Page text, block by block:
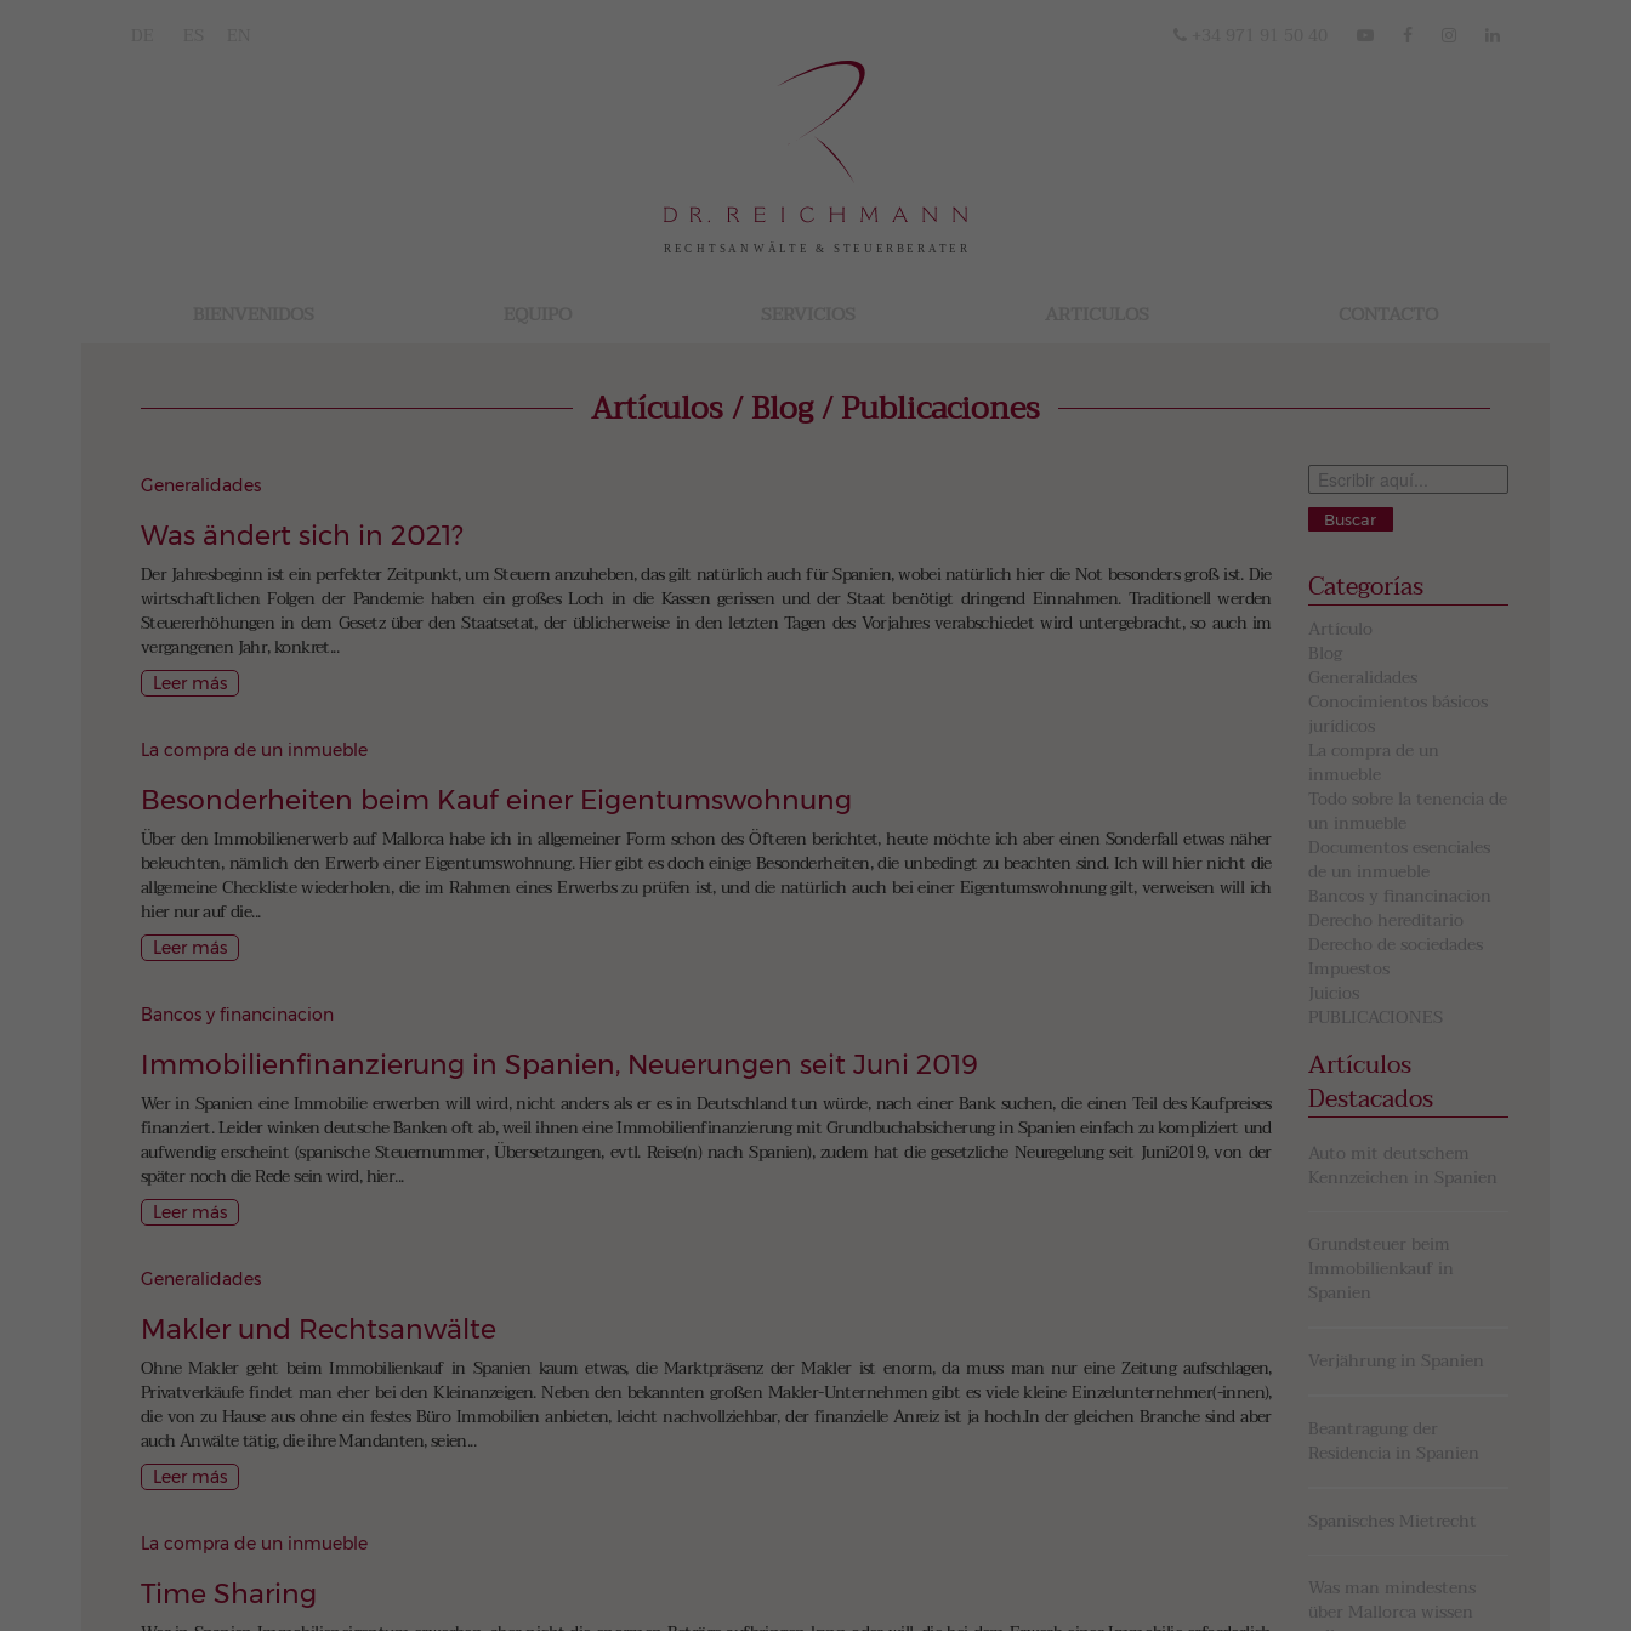
Artículos / Blog / Publicaciones
Generalidades
Was ändert sich in 2021?
Der Jahresbeginn ist ein perfekter Zeitpunkt, um Steuern anzuheben, das gilt natürlich auch für Spanien, wobei natürlich hier die Not besonders groß ist. Die
wirtschaftlichen Folgen der Pandemie haben ein großes Loch in die Kassen gerissen und der Staat benötigt dringend Einnahmen. Traditionell werden
Steuererhöhungen in dem Gesetz über den Staatsetat, der üblicherweise in den letzten Tagen des Vorjahres verabschiedet wird untergebracht, so auch im
vergangenen Jahr, konkret...
Leer más
La compra de un inmueble
Besonderheiten beim Kauf einer Eigentumswohnung
Über den Immobilienerwerb auf Mallorca habe ich in allgemeiner Form schon des Öfteren berichtet, heute möchte ich aber einen Sonderfall etwas näher
beleuchten, nämlich den Erwerb einer Eigentumswohnung. Hier gibt es doch einige Besonderheiten, die unbedingt zu beachten sind. Ich will hier nicht die
allgemeine Checkliste wiederholen, die im Rahmen eines Erwerbs zu prüfen ist, und die natürlich auch bei einer Eigentumswohnung gilt, verweisen will ich
hier nur auf die...
Leer más
Bancos y financinacion
Immobilienfinanzierung in Spanien, Neuerungen seit Juni 2019
Wer in Spanien eine Immobilie erwerben will wird, nicht anders als er es in Deutschland tun würde, nach einer Bank suchen, die einen Teil des Kaufpreises
finanziert. Leider winken deutsche Banken oft ab, weil ihnen eine Immobilienfinanzierung mit Grundbuchabsicherung in Spanien einfach zu kompliziert und
aufwendig erscheint (spanische Steuernummer, Übersetzungen, evtl. Reise(n) nach Spanien), zudem hat die gesetzliche Neuregelung seit Juni2019, von der
später noch die Rede sein wird, hier...
Leer más
Generalidades
Makler und Rechtsanwälte
Ohne Makler geht beim Immobilienkauf in Spanien kaum etwas, die Marktpräsenz der Makler ist enorm, da muss man nur eine Zeitung aufschlagen,
Privatverkäufe findet man eher bei den Kleinanzeigen. Neben den bekannten großen Makler-Unternehmen gibt es viele kleine Einzelunternehmer(-innen),
die von zu Hause aus ohne ein festes Büro Immobilien anbieten, leicht nachvollziehbar, der finanzielle Anreiz ist ja hoch.In der gleichen Branche sind aber
auch Anwälte tätig, die ihre Mandanten, seien...
Leer más
La compra de un inmueble
Time Sharing
Buscar
Categorías
Artículo
Blog
Generalidades
Conocimientos básicos
jurídicos
La compra de un
inmueble
Todo sobre la tenencia de
un inmueble
Documentos esenciales
de un inmueble
Bancos y financinacion
Derecho hereditario
Derecho de sociedades
Impuestos
Juicios
PUBLICACIONES
Artículos
Destacados
Auto mit deutschem
Kennzeichen in Spanien
Grundsteuer beim
Immobilienkauf in
Spanien
Verjährung in Spanien
Beantragung der
Residencia in Spanien
Spanisches Mietrecht
Was man mindestens
über Mallorca wissen